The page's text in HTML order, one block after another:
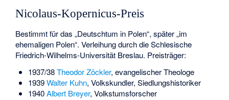
Nicolaus-Kopernicus-Preis
Bestimmt für das „Deutschtum in Polen“, später „im
ehemaligen Polen“. Verleihung durch die Schlesische
Friedrich-Wilhelms-Universität Breslau. Preisträger:
1937/38Theodor Zöckler, evangelischer Theologe
1939Walter Kuhn, Volkskundler, Siedlungshistoriker
1940Albert Breyer, Volkstumsforscher